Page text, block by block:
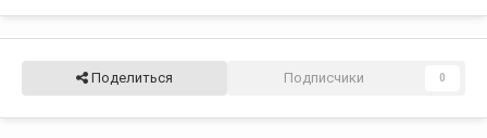
Поделиться Подписчики 0